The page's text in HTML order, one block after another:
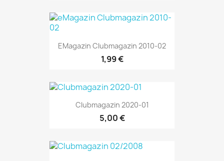
EMagazin Clubmagazin 2010-02
1,99 €
Clubmagazin 2020-01
5,00 €